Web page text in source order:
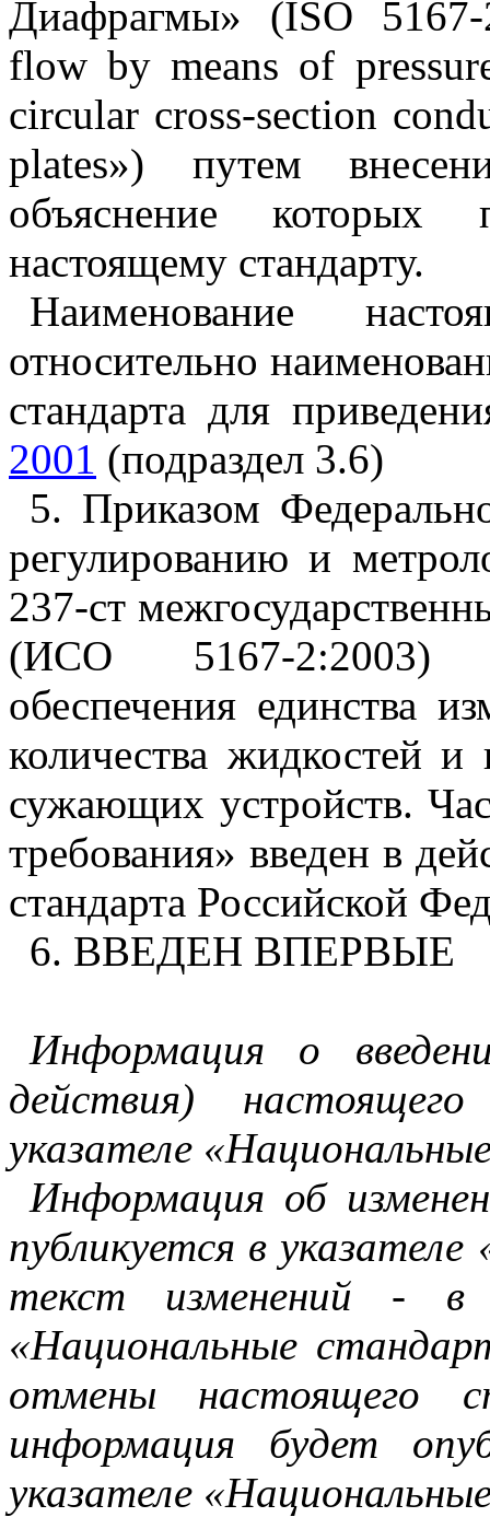
Диафрагмы» (ISO
flow by means of
circular cross-section
plates») путем
объяснение
настоящему стандарту.
Наименование
относительно
стандарта для
2001 (подраздел 3.6)
5. Приказом
регулированию и
237-ст
(ИСО 5167-2:2003)
обеспечения единства
количества жидкостей
сужающих устройств.
требования» введен в
стандарта Российской
6. ВВЕДЕН ВПЕРВЫЕ
Информация о
действия)
указателе
Информация об
публикуется в
текст изменений - в
«Национальные
отмены настоящего
информация будет
указателе